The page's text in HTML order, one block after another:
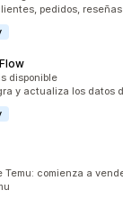
pedidos,
disponible
y actualiza los datos
comienza a